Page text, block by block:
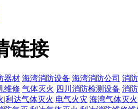
链接
器材 海湾消防设备 海湾消防公司 消
维修 气体灭火 四川消防检测设备 消
|利达气体灭火 电气火灾 海湾气体灭